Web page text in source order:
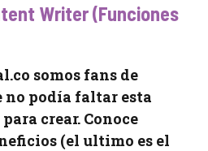
Writer (Funciones
somos fans de
no podía faltar esta
crear. Conoce
(el ultimo es el